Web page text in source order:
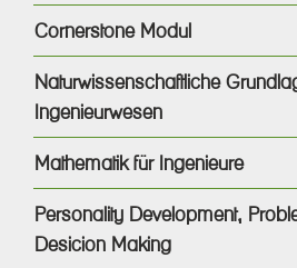
Cornerstone Modul
Naturwissenschaftliche
Ingenieurwesen
Mathematik für Ingenieure
Personality Development,
Desicion Making